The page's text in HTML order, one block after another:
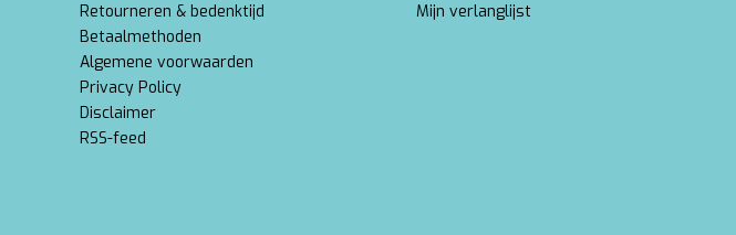
Retourneren & bedenktijd
Betaalmethoden
Algemene voorwaarden
Privacy Policy
Disclaimer
RSS-feed
Mijn verlanglijst